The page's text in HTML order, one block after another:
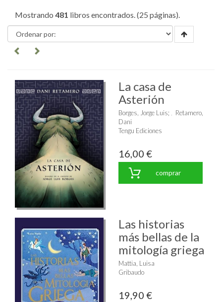
Mostrando 481 libros encontrados. (25 páginas).
La casa de
Asterión
Borges, Jorge Luis;
Retamero,
Dani
Tengu Ediciones
16,00 €
comprar
Las historias
más bellas de la
mitología griega
Mattia, Luisa
Gribaudo
19,90 €